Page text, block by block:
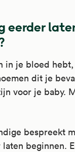
eerder
in je bloed
dit je
voor je baby.
bespreekt
beginnen.